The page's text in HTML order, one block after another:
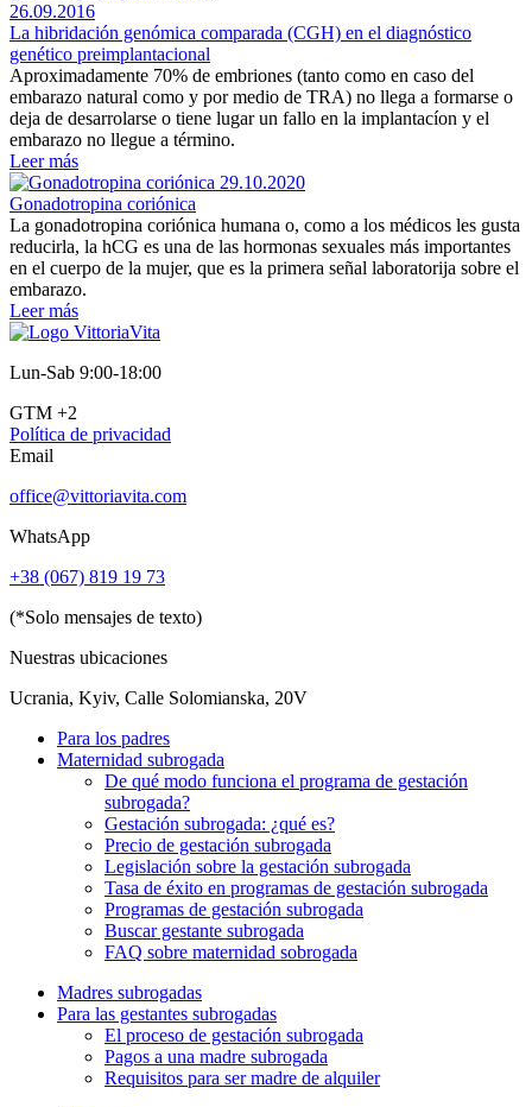
26.09.2016
La hibridación genómica comparada (CGH) en el diagnóstico
genético preimplantacional
Aproximadamente 70% de embriones (tanto como en caso del
embarazo natural como y por medio de TRA) no llega a formarse o
deja de desarrolarse o tiene lugar un fallo en la implantacíon y el
embarazo no llegue a término.
Leer más
29.10.2020
Gonadotropina coriónica
La gonadotropina coriónica humana o, como a los médicos les gusta
reducirla, la hCG es una de las hormonas sexuales más importantes
en el cuerpo de la mujer, que es la primera señal laboratorija sobre el
embarazo.
Leer más
Lun-Sab 9:00-18:00
GTM +2
Política de privacidad
Email
office@vittoriavita.com
WhatsApp
+38 (067) 819 19 73
(*Solo mensajes de texto)
Nuestras ubicaciones
Ucrania, Kyiv, Calle Solomianska, 20V
Para los padres
Maternidad subrogada
De qué modo funciona el programa de gestación
subrogada?
Gestación subrogada: ¿qué es?
Precio de gestación subrogada
Legislación sobre la gestación subrogada
Tasa de éxito en programas de gestación subrogada
Programas de gestación subrogada
Buscar gestante subrogada
FAQ sobre maternidad sobrogada
Madres subrogadas
Para las gestantes subrogadas
El proceso de gestación subrogada
Pagos a una madre subrogada
Requisitos para ser madre de alquiler